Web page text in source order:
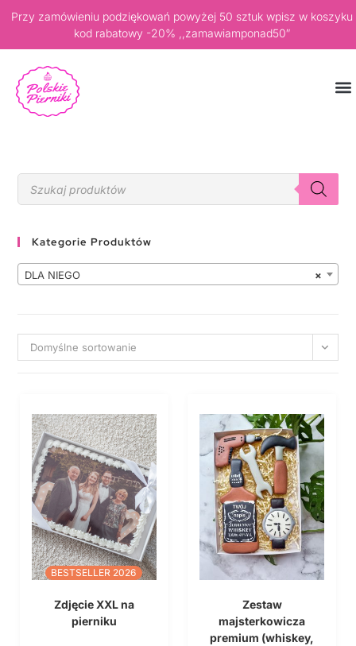
Przy zamówieniu podziękowań powyżej 50 sztuk wpisz w koszyku
kod rabatowy -20% ,,zamawiamponad50″
Kategorie Produktów
×
DLA NIEGO
Domyślne sortowanie
BESTSELLER 2026
Zdjęcie XXL na
pierniku
Zestaw
majsterkowicza
premium (whiskey,